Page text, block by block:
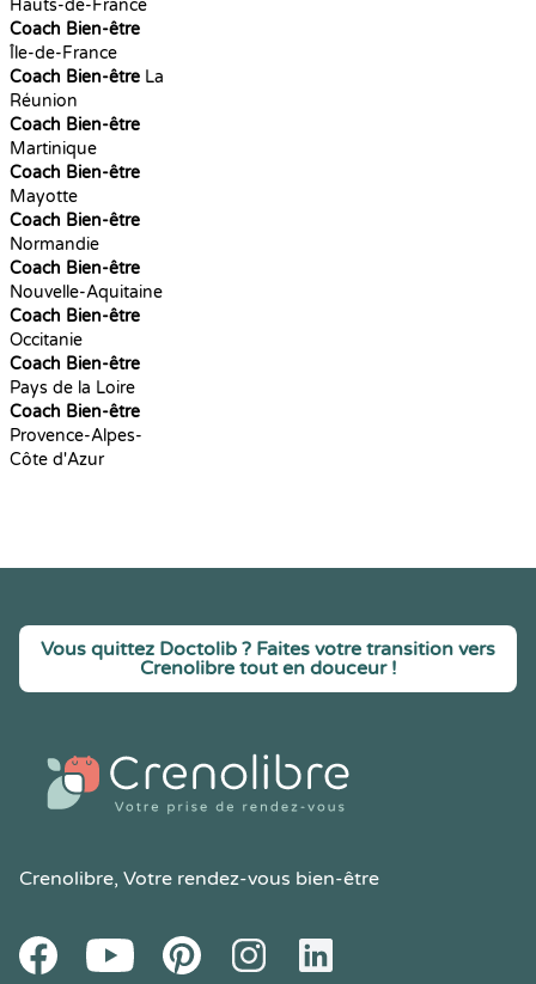
Hauts-de-France
Coach Bien-être
Île-de-France
Coach Bien-être La
Réunion
Coach Bien-être
Martinique
Coach Bien-être
Mayotte
Coach Bien-être
Normandie
Coach Bien-être
Nouvelle-Aquitaine
Coach Bien-être
Occitanie
Coach Bien-être
Pays de la Loire
Coach Bien-être
Provence-Alpes-
Côte d'Azur
Vous quittez Doctolib ? Faites votre transition vers
Crenolibre tout en douceur !
Crenolibre, Votre rendez-vous bien-être
FacebookYoutube PinteresetInstagramLinkedIn